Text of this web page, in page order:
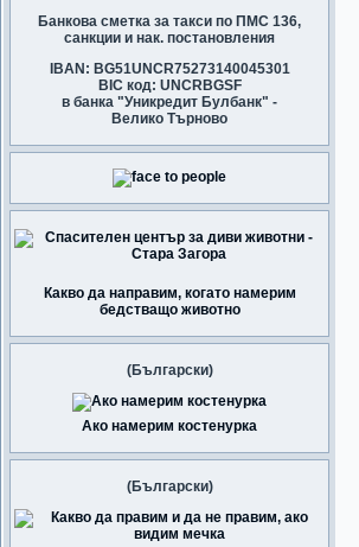
Банкова сметка за такси по ПМС 136,
санкции и нак. постановления
IBAN: BG51UNCR75273140045301
BIC код: UNCRBGSF
в банка "Уникредит Булбанк" -
Велико Търново
Какво да направим, когато намерим
бедстващо животно
(Български)
Ако намерим костенурка
(Български)